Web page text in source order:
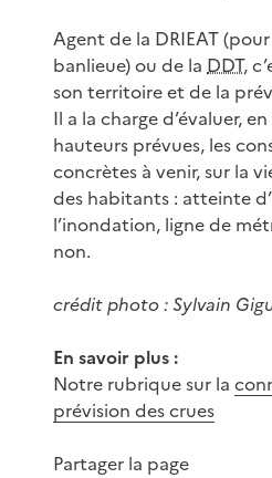
Agent de la DRIEAT
banlieue) ou de la DDT,
son territoire et de la
Il a la charge d’évaluer,
hauteurs prévues, les
concrètes à venir, sur la
des habitants : atteinte
l’inondation, ligne de
non.
crédit photo : Sylvain
En savoir plus :
Notre rubrique sur la
prévision des crues
Partager la page